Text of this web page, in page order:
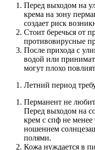
Перед выходом на
крема на зону
создает риск
Стоит беречься от
противовирусные
После прихода с
водой или
могут плохо
Летний период
Перманент не
Перед выходом на
крем с спф не менее
ношением
полями.
Кожа нуждается в